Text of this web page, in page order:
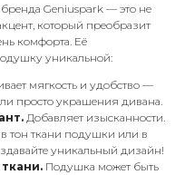
бренда Geniuspark — это не
который преобразит
комфорта. Её
уникальной:
мягкость и удобство —
просто украшения дивана.
Добавляет изысканности.
тон ткани подушки или в
уникальный дизайн!
Подушка может быть